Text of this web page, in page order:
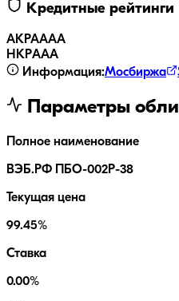
Кредитные рейтинги
АКРАAAA
НКРAAA
Информация:Мосбиржа
Параметры
Полное наименование
ВЭБ.РФ ПБО-002Р-38
Текущая цена
99.45%
Ставка
0.00%